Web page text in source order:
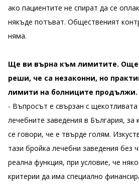
ако пациентите не спират да се
някъде потъват. Общественият
няма.
Ще ви върна към лимитите. Още
реши, че са незаконни, но
лимити на болниците продължи.
- Въпросът е свързан с
лечебните заведения в България, за
се говори, че е твърде голям.
тази бройка лечебни заведения без
реална функция, при условие, че
критерии да има специално